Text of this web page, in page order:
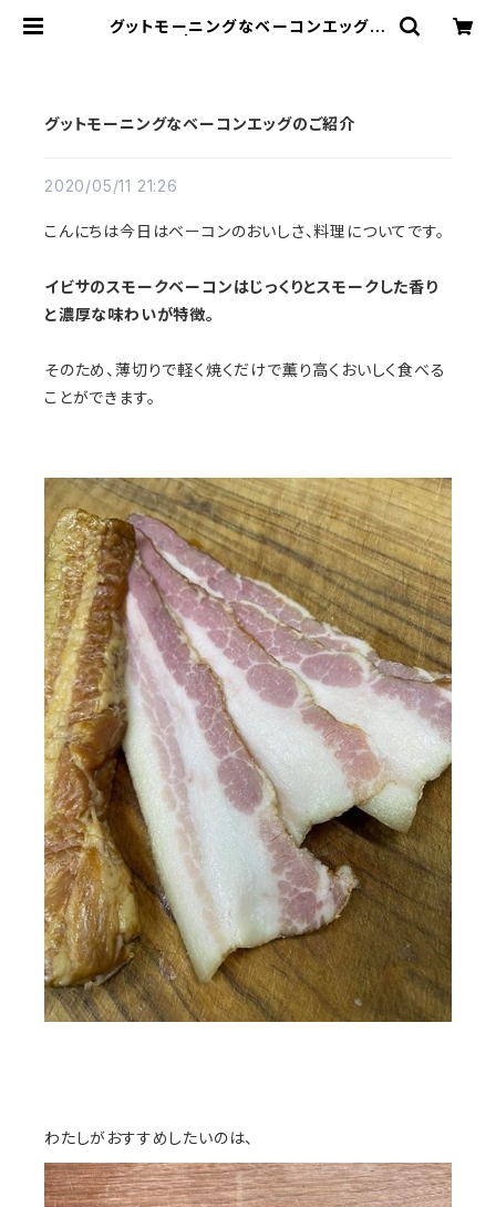
グットモーニングなベーコンエッグの
グットモーニングなベーコンエッグのご紹介
2020/05/11 21:26
こんにちは今日はベーコンのおいしさ、料理についてです。
イビサのスモークベーコンはじっくりとスモークした香り
と濃厚な味わいが特徴。
そのため、薄切りで軽く焼くだけで薫り高くおいしく食べる
ことができます。
わたしがおすすめしたいのは、